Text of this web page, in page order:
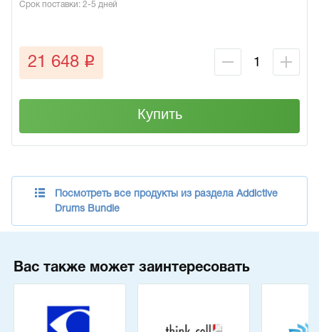
Срок поставки: 2-5 дней
21 648 q
Купить
Посмотреть все продукты из раздела Addictive
Drums Bundle
Вас также может заинтересовать